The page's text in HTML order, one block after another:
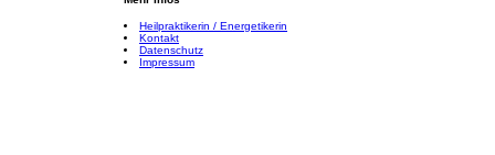
Heilpraktikerin / Energetikerin
Kontakt
Datenschutz
Impressum